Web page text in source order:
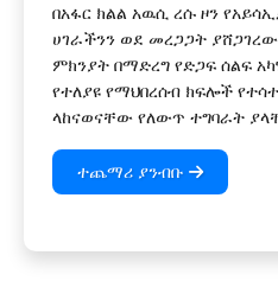
በአፋር ክልል አዉሲ ረሱ ዞን
ሀገራችንን ወደ መረጋጋት
ምክንያት በማድረግ የድጋፍ ሰልፍ
የተለያዩ የማህበረሰብ ክፍሎች
ላከናወናቸው የለውጥ ተግባራት
ተጨማሪ ያንብቡ